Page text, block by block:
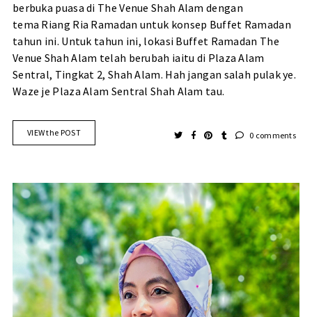
berbuka puasa di The Venue Shah Alam dengan
tema Riang Ria Ramadan untuk konsep Buffet Ramadan
tahun ini. Untuk tahun ini, lokasi Buffet Ramadan The
Venue Shah Alam telah berubah iaitu di Plaza Alam
Sentral, Tingkat 2, Shah Alam. Hah jangan salah pulak ye.
Waze je Plaza Alam Sentral Shah Alam tau.
VIEW the POST 0 comments